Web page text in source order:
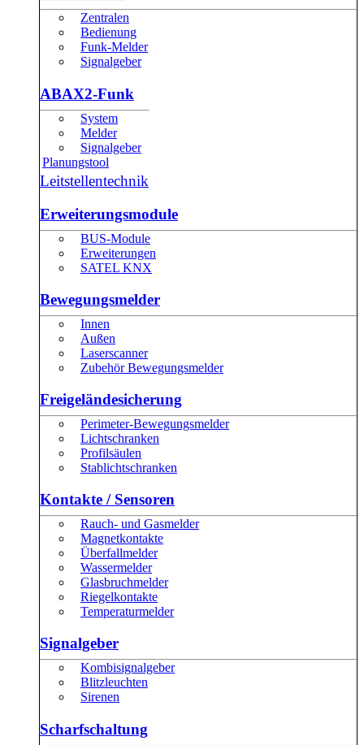
Zentralen
Bedienung
Funk-Melder
Signalgeber
ABAX2-Funk
System
Melder
Signalgeber
Planungstool
Leitstellentechnik
Erweiterungsmodule
BUS-Module
Erweiterungen
SATEL KNX
Bewegungsmelder
Innen
Außen
Laserscanner
Zubehör Bewegungsmelder
Freigeländesicherung
Perimeter-Bewegungsmelder
Lichtschranken
Profilsäulen
Stablichtschranken
Kontakte / Sensoren
Rauch- und Gasmelder
Magnetkontakte
Überfallmelder
Wassermelder
Glasbruchmelder
Riegelkontakte
Temperaturmelder
Signalgeber
Kombisignalgeber
Blitzleuchten
Sirenen
Scharfschaltung